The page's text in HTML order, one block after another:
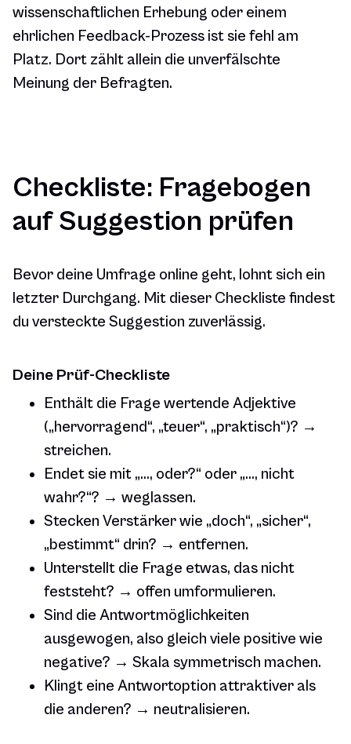
wissenschaftlichen Erhebung oder einem
ehrlichen Feedback-Prozess ist sie fehl am
Platz. Dort zählt allein die unverfälschte
Meinung der Befragten.
Checkliste: Fragebogen
auf Suggestion prüfen
Bevor deine Umfrage online geht, lohnt sich ein
letzter Durchgang. Mit dieser Checkliste findest
du versteckte Suggestion zuverlässig.
Deine Prüf-Checkliste
Enthält die Frage wertende Adjektive
(„hervorragend“, „teuer“, „praktisch“)? →
streichen.
Endet sie mit „…, oder?“ oder „…, nicht
wahr?“? → weglassen.
Stecken Verstärker wie „doch“, „sicher“,
„bestimmt“ drin? → entfernen.
Unterstellt die Frage etwas, das nicht
feststeht? → offen umformulieren.
Sind die Antwortmöglichkeiten
ausgewogen, also gleich viele positive wie
negative? → Skala symmetrisch machen.
Klingt eine Antwortoption attraktiver als
die anderen? → neutralisieren.